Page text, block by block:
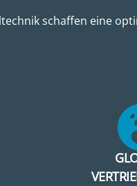
schaffen eine